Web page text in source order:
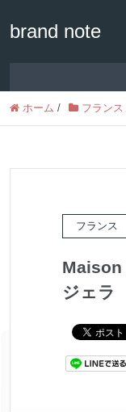
brand note
ホーム / フランス
フランス
Maison
ジェラ